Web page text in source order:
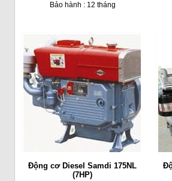
Bảo hành : 12 tháng
Động cơ Diesel Samdi 175NL
(7HP)